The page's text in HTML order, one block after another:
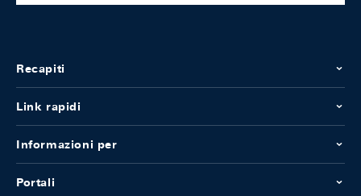
Recapiti
Link rapidi
Informazioni per
Portali